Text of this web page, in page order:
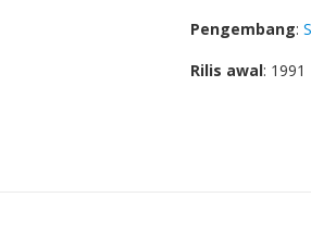
Pengembang:
Rilis awal: 1991